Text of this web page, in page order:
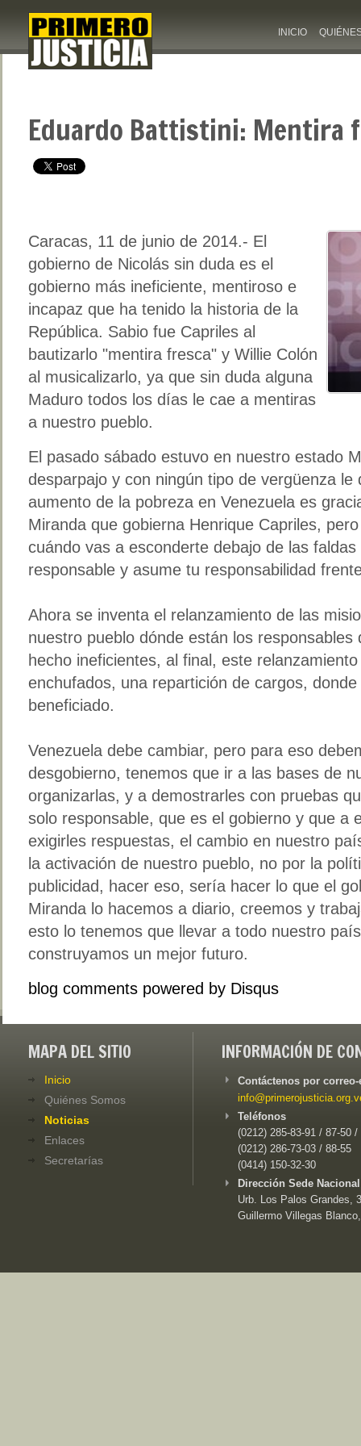
INICIO
Eduardo Battistini: Mentira
Caracas, 11 de junio de 2014.- El
gobierno de Nicolás sin duda es el
gobierno más ineficiente, mentiroso e
incapaz que ha tenido la historia de la
República. Sabio fue Capriles al
bautizarlo "mentira fresca" y Willie Colón
al musicalizarlo, ya que sin duda alguna
Maduro todos los días le cae a mentiras
a nuestro pueblo.
El pasado sábado estuvo en nuestro estado
desparpajo y con ningún tipo de vergüenza le
aumento de la pobreza en Venezuela es
Miranda que gobierna Henrique Capriles,
cuándo vas a esconderte debajo de las
responsable y asume tu responsabilidad
Ahora se inventa el relanzamiento de las
nuestro pueblo dónde están los
hecho ineficientes, al final, este
enchufados, una repartición de cargos,
beneficiado.
Venezuela debe cambiar, pero para eso
desgobierno, tenemos que ir a las bases de
organizarlas, y a demostrarles con pruebas
solo responsable, que es el gobierno y que a
exigirles respuestas, el cambio en nuestro
la activación de nuestro pueblo, no por la
publicidad, hacer eso, sería hacer lo que el
Miranda lo hacemos a diario, creemos y
esto lo tenemos que llevar a todo nuestro
construyamos un mejor futuro.
blog comments powered by Disqus
MAPA DEL SITIO
Inicio
Quiénes Somos
Noticias
Enlaces
Secretarías
INFORMACIÓN DE
Contáctenos por
Teléfonos
(0212) 285-83-91 / 87-50 /
(0212) 286-73-03 / 88-55
(0414) 150-32-30
Dirección Sede
Urb. Los Palos Grandes,
Guillermo Villegas